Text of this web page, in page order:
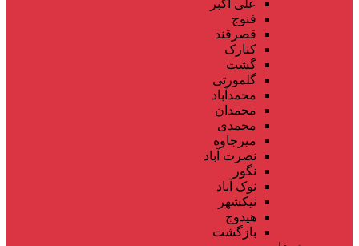
علی اکبر
فنوج
قصرقند
کنارک
گشت
گلمورتی
محمدآباد
محمدان
محمدی
میرجاوه
نصرت آباد
نگور
نوک آباد
نیکشهر
هیدوچ
بازگشت